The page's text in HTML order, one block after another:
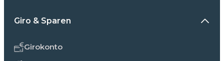
Giro & Sparen
Girokonto